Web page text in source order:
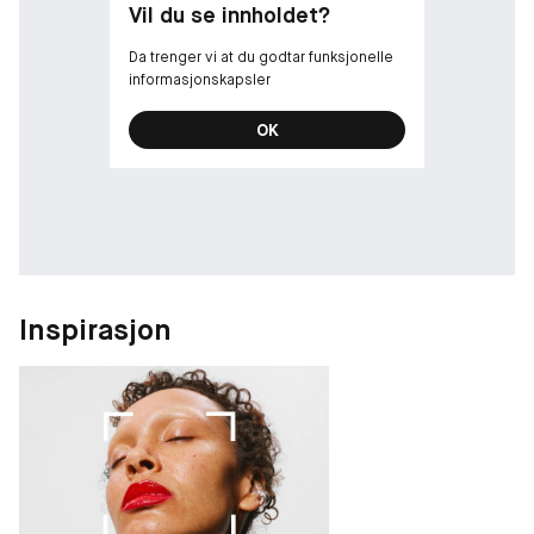
Vil du se innholdet?
Da trenger vi at du godtar funksjonelle
informasjonskapsler
OK
Inspirasjon